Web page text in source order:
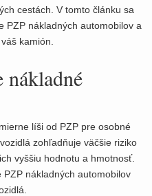
cestách. V tomto článku sa
PZP nákladných automobilov a
kamión.
nákladné
líši od PZP pre osobné
zohľadňuje väčšie riziko
vyššiu hodnotu a hmotnosť.
nákladných automobilov